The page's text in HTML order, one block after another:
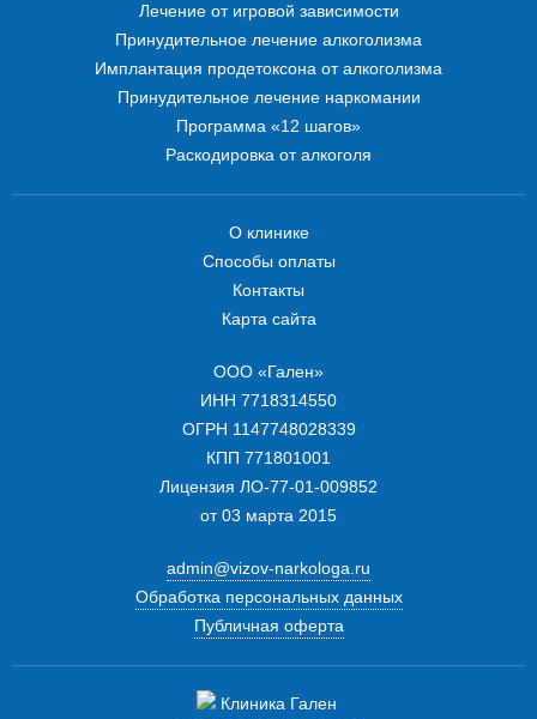
Лечение от игровой зависимости
Принудительное лечение алкоголизма
Имплантация продетоксона от алкоголизма
Принудительное лечение наркомании
Программа «12 шагов»
Раскодировка от алкоголя
О клинике
Способы оплаты
Контакты
Карта сайта
ООО «Гален»
ИНН 7718314550
ОГРН 1147748028339
КПП 771801001
Лицензия ЛО-77-01-009852
от 03 марта 2015
admin@vizov-narkologa.ru
Обработка персональных данных
Публичная оферта